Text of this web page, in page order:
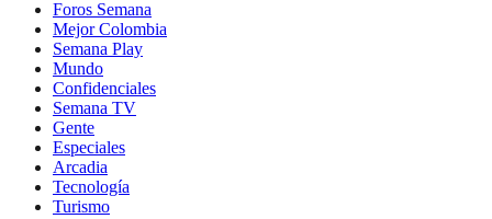
Foros Semana
Mejor Colombia
Semana Play
Mundo
Confidenciales
Semana TV
Gente
Especiales
Arcadia
Tecnología
Turismo